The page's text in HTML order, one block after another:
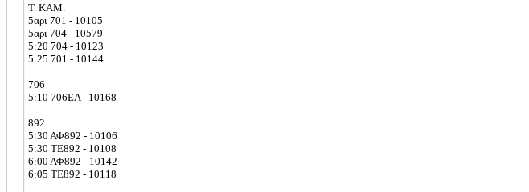
Τ. ΚΑΜ.
5αρι 701 - 10105
5αρι 704 - 10579
5:20 704 - 10123
5:25 701 - 10144
706
5:10 706ΕΑ - 10168
892
5:30 ΑΦ892 - 10106
5:30 ΤΕ892 - 10108
6:00 ΑΦ892 - 10142
6:05 ΤΕ892 - 10118